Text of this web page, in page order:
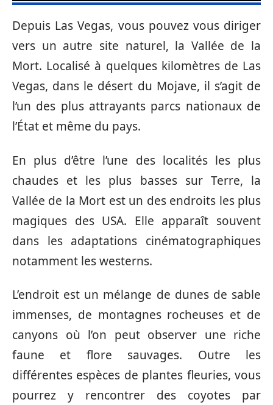
Depuis Las Vegas, vous pouvez vous diriger
vers un autre site naturel, la Vallée de la
Mort. Localisé à quelques kilomètres de Las
Vegas, dans le désert du Mojave, il s’agit de
l’un des plus attrayants parcs nationaux de
l’État et même du pays.
En plus d’être l’une des localités les plus
chaudes et les plus basses sur Terre, la
Vallée de la Mort est un des endroits les plus
magiques des USA. Elle apparaît souvent
dans les adaptations cinématographiques
notamment les westerns.
L’endroit est un mélange de dunes de sable
immenses, de montagnes rocheuses et de
canyons où l’on peut observer une riche
faune et flore sauvages. Outre les
différentes espèces de plantes fleuries, vous
pourrez y rencontrer des coyotes par